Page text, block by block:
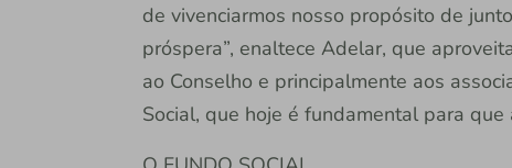
de vivenciarmos nosso propósito de
próspera”, enaltece Adelar, que
ao Conselho e principalmente aos
Social, que hoje é fundamental para